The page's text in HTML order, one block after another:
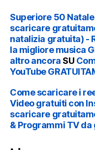
Superiore 50
scaricare
natalizia gratuita) -
la migliore musica
altro ancora SU
YouTube
Come scaricare i
Video gratuiti con
scaricare
& Programmi TV